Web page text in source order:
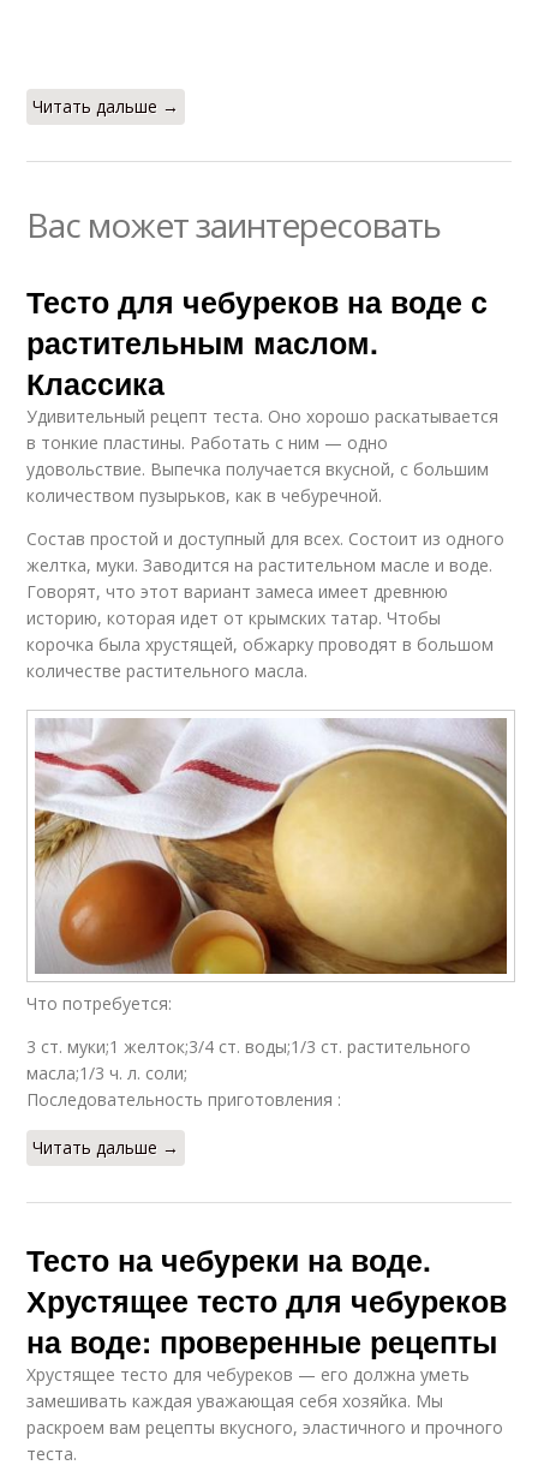
Читать дальше →
Вас может заинтересовать
Тесто для чебуреков на воде с
растительным маслом.
Классика
Удивительный рецепт теста. Оно хорошо раскатывается
в тонкие пластины. Работать с ним — одно
удовольствие. Выпечка получается вкусной, с большим
количеством пузырьков, как в чебуречной.
Состав простой и доступный для всех. Состоит из одного
желтка, муки. Заводится на растительном масле и воде.
Говорят, что этот вариант замеса имеет древнюю
историю, которая идет от крымских татар. Чтобы
корочка была хрустящей, обжарку проводят в большом
количестве растительного масла.
Что потребуется:
3 ст. муки;1 желток;3/4 ст. воды;1/3 ст. растительного
масла;1/3 ч. л. соли;
Последовательность приготовления :
Читать дальше →
Тесто на чебуреки на воде.
Хрустящее тесто для чебуреков
на воде: проверенные рецепты
Хрустящее тесто для чебуреков — его должна уметь
замешивать каждая уважающая себя хозяйка. Мы
раскроем вам рецепты вкусного, эластичного и прочного
теста.